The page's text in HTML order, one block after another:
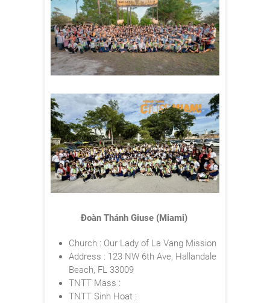
Đoàn Thánh Giuse (Miami)
Church : Our Lady of La Vang Mission
Address : 123 NW 6th Ave, Hallandale
Beach, FL 33009
TNTT Mass :
TNTT Sinh Hoat :